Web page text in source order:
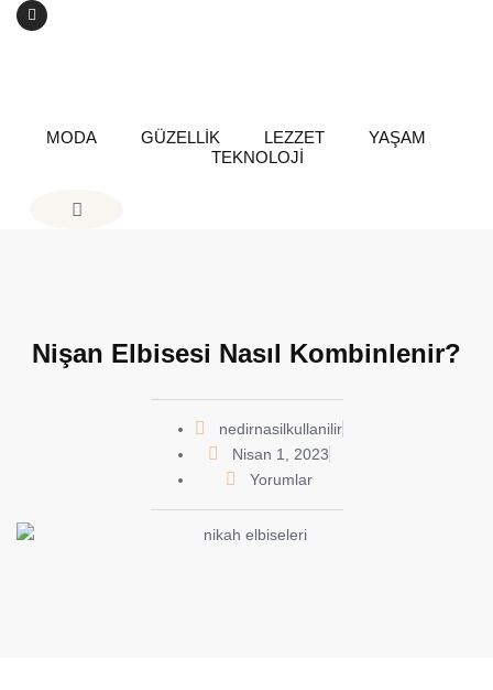
MODA GÜZELLİK LEZZET
YAŞAM
TEKNOLOJİ
Nişan Elbisesi Nasıl Kombinlenir?
nedirnasilkullanilir
Nisan 1, 2023
Yorumlar